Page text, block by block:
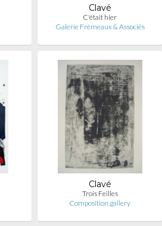
Clavé
C'était hier
Galerie Frémeaux & Associés
Clavé
Trois Feilles
Composition.gallery